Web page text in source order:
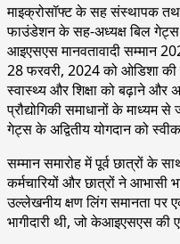
माइक्रोसॉफ्ट के सह संस्थापक
फाउंडेशन के सह-अध्यक्ष बिल
आइएसएस मानवतावादी सम्मान
28 फरवरी, 2024 को ओडिशा
स्वास्थ्य और शिक्षा को बढ़ाने
प्रौद्योगिकी समाधानों के माध्यम
गेट्स के अद्वितीय योगदान को
सम्मान समारोह में पूर्व छात्रों
कर्मचारियों और छात्रों ने आभासी
उल्लेखनीय क्षण लिंग समानता पर
भागीदारी थी, जो केआइएसएस की